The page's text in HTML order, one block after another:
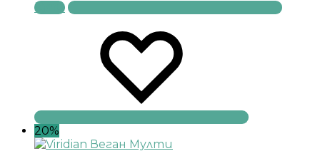
Купи
20%